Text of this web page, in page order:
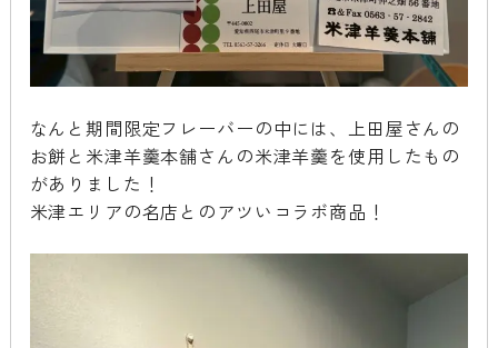
なんと期間限定フレーバーの中には、上田屋さんの
お餅と米津羊羹本舗さんの米津羊羹を使用したもの
がありました！
米津エリアの名店とのアツいコラボ商品！